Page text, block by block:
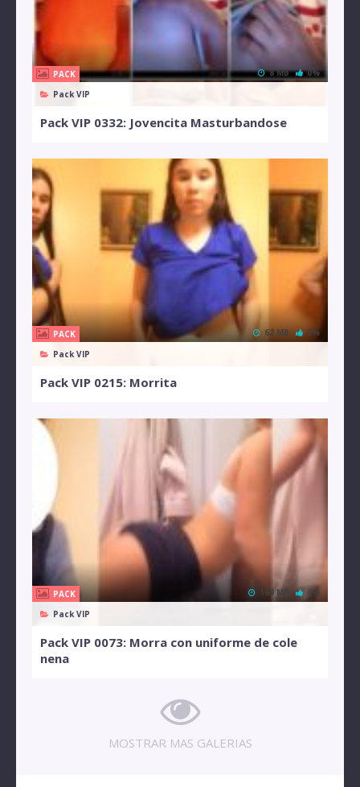
PACK
Pack VIP
8 MB 0%
Pack VIP 0332: Jovencita Masturbandose
PACK
Pack VIP
62 MB 0%
Pack VIP 0215: Morrita
PACK
Pack VIP
169 MB 0%
Pack VIP 0073: Morra con uniforme de cole
nena
MOSTRAR MAS GALERIAS